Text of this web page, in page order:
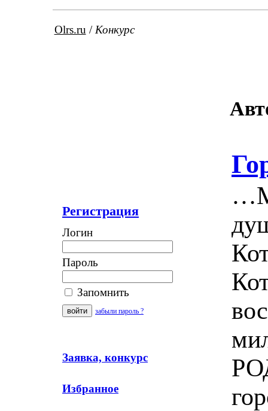
Olrs.ru / Конкурс
Регистрация
Логин
Пароль
Запомнить
забыли пароль ?
Заявка, конкурс
Избранное